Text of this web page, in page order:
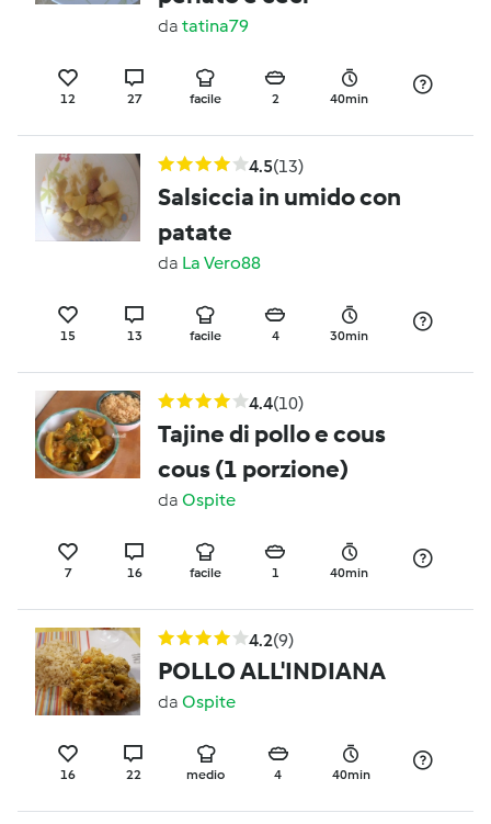
da tatina79
12 27 facile 2 40min
4.5(13)
Salsiccia in umido con
patate
da La Vero88
15 13 facile 4 30min
4.4(10)
Tajine di pollo e cous
cous (1 porzione)
da Ospite
7 16 facile 1 40min
4.2(9)
POLLO ALL'INDIANA
da Ospite
16 22 medio 4 40min